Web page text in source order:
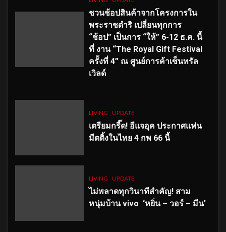
ชวนช้อปสินค้าจากโครงการใน
พระราชดำริ เปลี่ยนทุกการ
“ช้อป” เป็นการ “ให้” 6-12 ธ.ค. นี้
ที่ งาน “The Royal Gift Festival
ครั้งที่ 4” ณ ศูนย์การค้าเซ็นทรัล
เวิลด์
LIVING UPDATE
เตรียมกรี๊ด! อีแจอุค ประกาศแฟน
มีตติ้งในไทย 4 กพ 66 นี้
LIVING UPDATE
ไม่พลาดทุกวินาทีสำคัญ! สาม
หนุ่มบ้าน vivo ‘หยิ่น – วอร์ – มีน’